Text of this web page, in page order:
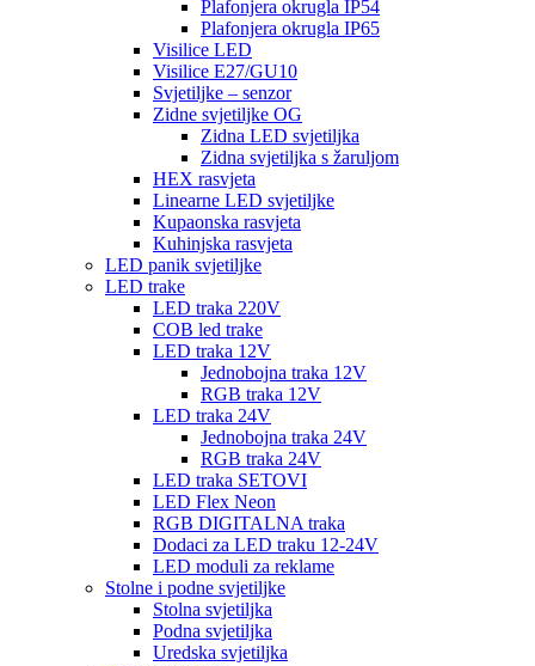
Plafonjera okrugla IP54
Plafonjera okrugla IP65
Visilice LED
Visilice E27/GU10
Svjetiljke – senzor
Zidne svjetiljke OG
Zidna LED svjetiljka
Zidna svjetiljka s žaruljom
HEX rasvjeta
Linearne LED svjetiljke
Kupaonska rasvjeta
Kuhinjska rasvjeta
LED panik svjetiljke
LED trake
LED traka 220V
COB led trake
LED traka 12V
Jednobojna traka 12V
RGB traka 12V
LED traka 24V
Jednobojna traka 24V
RGB traka 24V
LED traka SETOVI
LED Flex Neon
RGB DIGITALNA traka
Dodaci za LED traku 12-24V
LED moduli za reklame
Stolne i podne svjetiljke
Stolna svjetiljka
Podna svjetiljka
Uredska svjetiljka